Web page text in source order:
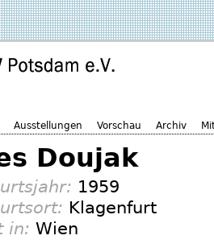
Ausstellungen Vorschau Archiv
Doujak
1959
Klagenfurt
in: Wien